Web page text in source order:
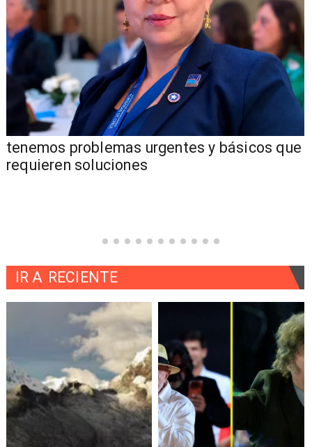
tenemos problemas urgentes y básicos que
requieren soluciones
IR A RECIENTE